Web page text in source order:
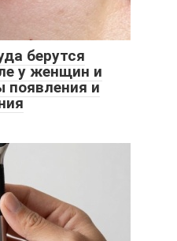
берутся
у женщин и
появления и